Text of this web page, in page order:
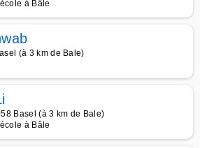
à Bâle
(à 3 km de Bale)
Basel (à 3 km de Bale)
à Bâle